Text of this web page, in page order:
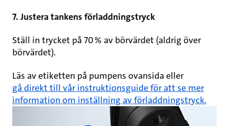
7. Justera tankens förladdningstryck
Ställ in trycket på 70 % av börvärdet (aldrig över
börvärdet).
Läs av etiketten på pumpens ovansida eller
gå direkt till vår instruktionsguide för att se mer
information om inställning av förladdningstryck.